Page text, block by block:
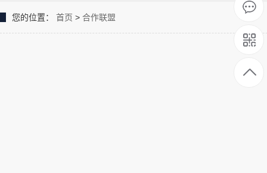
您的位置： 首页 > 合作联盟